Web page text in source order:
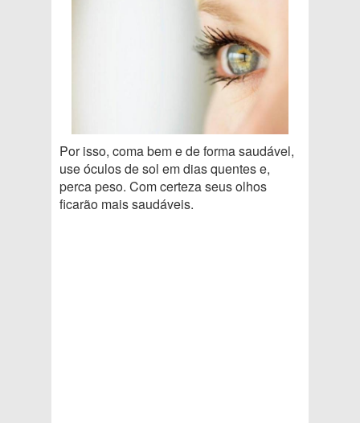
Por isso, coma bem e de forma saudável,
use óculos de sol em dias quentes e,
perca peso. Com certeza seus olhos
ficarão mais saudáveis.